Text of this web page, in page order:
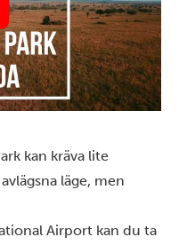
kan kräva lite
läge, men
Airport kan du ta